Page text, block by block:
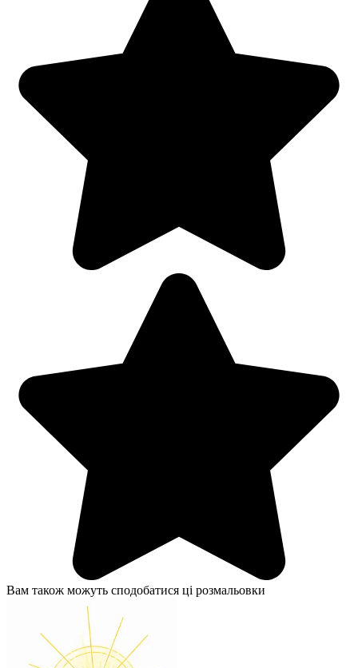
Вам також можуть сподобатися ці розмальовки